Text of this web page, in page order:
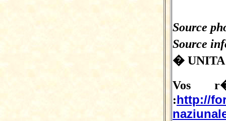
Source
Source
�
Vos
:http://